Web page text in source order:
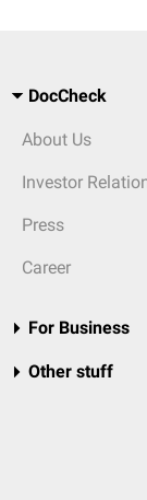
DocCheck
About Us
Investor
Press
Career
For Business
Other stuff